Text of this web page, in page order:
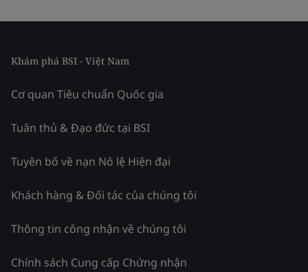
Khám phá BSI - Việt Nam
Cơ quan Tiêu chuẩn Quốc gia
Tuân thủ & Đạo đức tại BSI
Tuyên bố về nạn Nô lệ Hiện đại
Khách hàng & Đối tác của chúng tôi
Thông tin công nhận về chúng tôi
Chính sách Cung cấp Chứng nhận